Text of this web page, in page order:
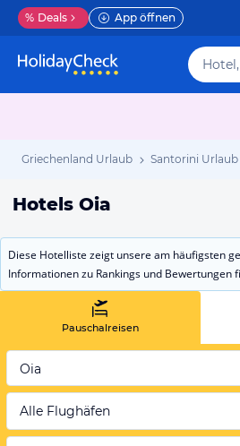
% Deals App öffnen
Griechenland Urlaub Santorini Urlaub
Hotels Oia
Diese Hotelliste zeigt unsere am häufigsten
Informationen zu Rankings und Bewertungen
Pauschalreisen
Oia
Alle Flughäfen